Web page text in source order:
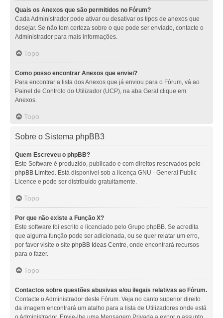
Quais os Anexos que são permitidos no Fórum?
Cada Administrador pode ativar ou desativar os tipos de anexos que
desejar. Se não tem certeza sobre o que pode ser enviado, contacte o
Administrador para mais informações.
Topo
Como posso encontrar Anexos que enviei?
Para encontrar a lista dos Anexos que já enviou para o Fórum, vá ao
Painel de Controlo do Utilizador (UCP), na aba Geral clique em
Anexos.
Topo
Sobre o Sistema phpBB3
Quem Escreveu o phpBB?
Este Software é produzido, publicado e com direitos reservados pelo
phpBB Limited. Está disponível sob a licença GNU - General Public
Licence e pode ser distribuído gratuitamente.
Topo
Por que não existe a Função X?
Este software foi escrito e licenciado pelo Grupo phpBB. Se acredita
que alguma função pode ser adicionada, ou se quer relatar um erro,
por favor visite o site phpBB Ideas Centre, onde encontrará recursos
para o fazer.
Topo
Contactos sobre questões abusivas e/ou ilegais relativas ao Fórum.
Contacte o Administrador deste Fórum. Veja no canto superior direito
da imagem encontrará um atalho para a lista de Utilizadores onde está